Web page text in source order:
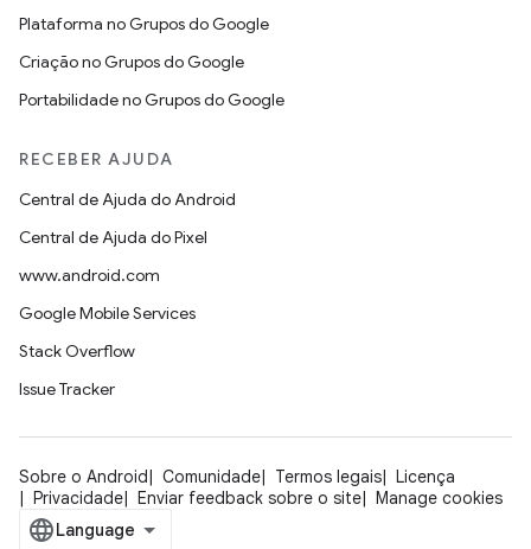
Plataforma no Grupos do Google
Criação no Grupos do Google
Portabilidade no Grupos do Google
RECEBER AJUDA
Central de Ajuda do Android
Central de Ajuda do Pixel
www.android.com
Google Mobile Services
Stack Overflow
Issue Tracker
Sobre o Android Comunidade Termos legais
Licença
Privacidade
Enviar feedback sobre o site Manage cookies